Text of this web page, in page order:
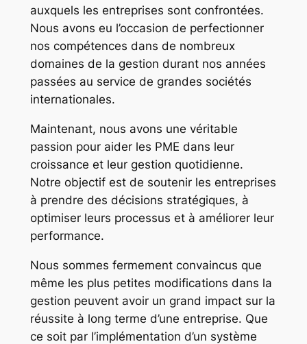
auxquels les entreprises sont confrontées.
Nous avons eu l’occasion de perfectionner
nos compétences dans de nombreux
domaines de la gestion durant nos années
passées au service de grandes sociétés
internationales.
Maintenant, nous avons une véritable
passion pour aider les PME dans leur
croissance et leur gestion quotidienne.
Notre objectif est de soutenir les entreprises
à prendre des décisions stratégiques, à
optimiser leurs processus et à améliorer leur
performance.
Nous sommes fermement convaincus que
même les plus petites modifications dans la
gestion peuvent avoir un grand impact sur la
réussite à long terme d’une entreprise. Que
ce soit par l’implémentation d’un système